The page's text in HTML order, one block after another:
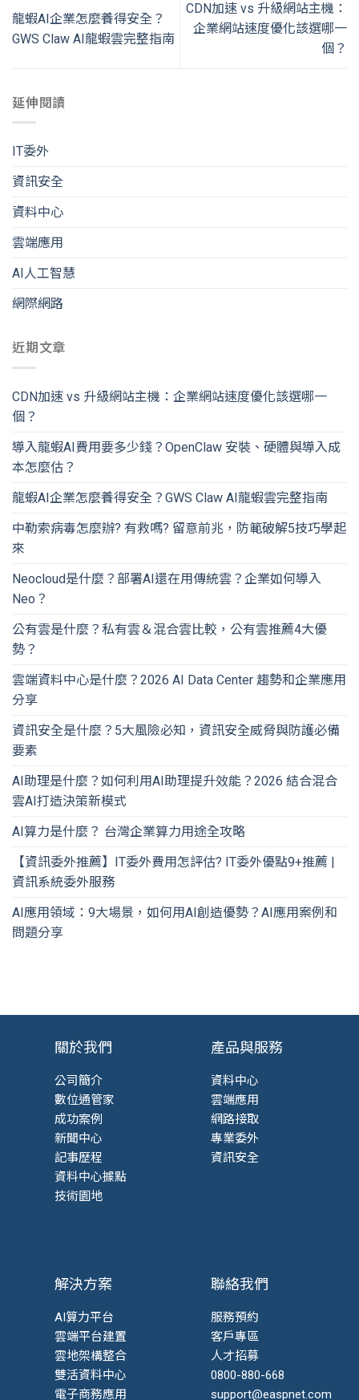
龍蝦AI企業怎麼養得安全？
GWS Claw AI龍蝦雲完整指南
CDN加速 vs 升級網站主機：
企業網站速度優化該選哪一
個？
延伸閱讀
IT委外
資訊安全
資料中心
雲端應用
AI人工智慧
網際網路
近期文章
CDN加速 vs 升級網站主機：企業網站速度優化該選哪一
個？
導入龍蝦AI費用要多少錢？OpenClaw 安裝、硬體與導入成
本怎麼估？
龍蝦AI企業怎麼養得安全？GWS Claw AI龍蝦雲完整指南
中勒索病毒怎麼辦? 有救嗎? 留意前兆，防範破解5技巧學起
來
Neocloud是什麼？部署AI還在用傳統雲？企業如何導入
Neo？
公有雲是什麼？私有雲＆混合雲比較，公有雲推薦4大優
勢？
雲端資料中心是什麼？2026 AI Data Center 趨勢和企業應用
分享
資訊安全是什麼？5大風險必知，資訊安全威脅與防護必備
要素
AI助理是什麼？如何利用AI助理提升效能？2026 結合混合
雲AI打造決策新模式
AI算力是什麼？ 台灣企業算力用途全攻略
【資訊委外推薦】IT委外費用怎評估? IT委外優點9+推薦 |
資訊系統委外服務
AI應用領域：9大場景，如何用AI創造優勢？AI應用案例和
問題分享
關於我們
公司簡介
數位通管家
成功案例
新聞中心
記事歷程
資料中心據點
技術園地
產品與服務
資料中心
雲端應用
網路接取
專業委外
資訊安全
解決方案
AI算力平台
雲端平台建置
雲地架構整合
雙活資料中心
電子商務應用
聯絡我們
服務預約
客戶專區
人才招募
0800-880-668
support@easpnet.com